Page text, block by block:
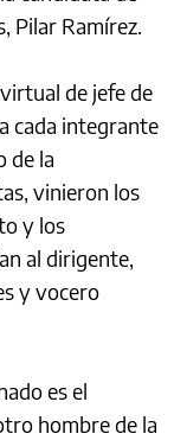
Pilar Ramírez.
de jefe de
cada integrante
de la
vinieron los
y los
al dirigente,
y vocero
es el
hombre de la